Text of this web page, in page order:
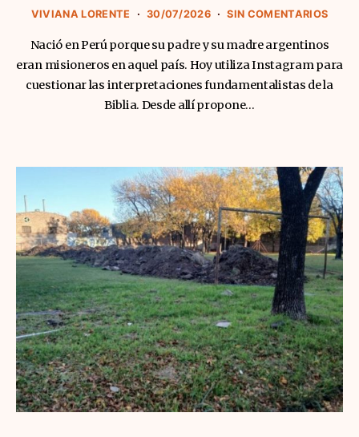
VIVIANA LORENTE 30/07/2026 SIN COMENTARIOS
Nació en Perú porque su padre y su madre argentinos
eran misioneros en aquel país. Hoy utiliza Instagram para
cuestionar las interpretaciones fundamentalistas de la
Biblia. Desde allí propone…